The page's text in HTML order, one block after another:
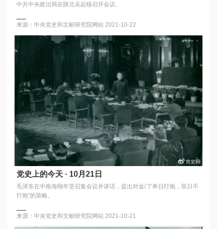
中共中央政治局在陕北吴起镇召开会议。
来源：中央党史和文献研究院网站 2021-10-22
党史上的今天 · 10月21日
毛泽东在中南海颐年堂召集会议并讲话，提出对金门“单日打炮，双日不
打炮”的策略。
来源：中央党史和文献研究院网站 2021-10-21